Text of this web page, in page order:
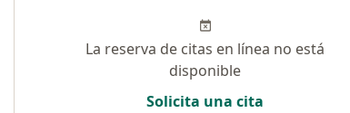
La reserva de citas en línea no está
disponible
Solicita una cita